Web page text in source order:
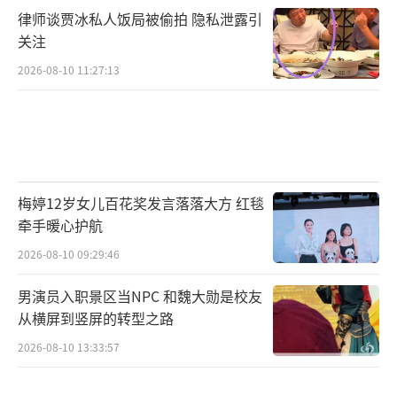
律师谈贾冰私人饭局被偷拍 隐私泄露引
关注
2026-08-10 11:27:13
梅婷12岁女儿百花奖发言落落大方 红毯
牵手暖心护航
2026-08-10 09:29:46
男演员入职景区当NPC 和魏大勋是校友
从横屏到竖屏的转型之路
2026-08-10 13:33:57